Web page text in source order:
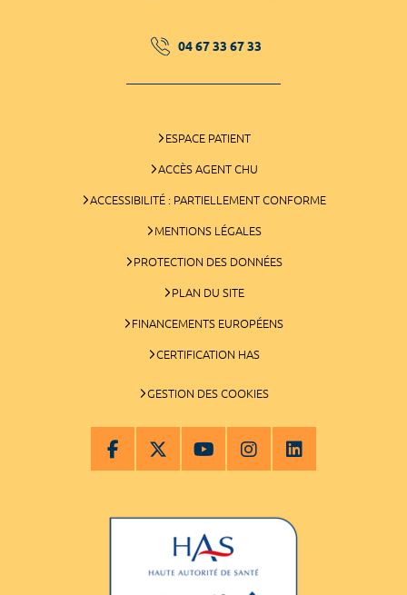
04 67 33 67 33
ESPACE PATIENT
ACCÈS AGENT CHU
ACCESSIBILITÉ : PARTIELLEMENT CONFORME
MENTIONS LÉGALES
PROTECTION DES DONNÉES
PLAN DU SITE
FINANCEMENTS EUROPÉENS
CERTIFICATION HAS
GESTION DES COOKIES